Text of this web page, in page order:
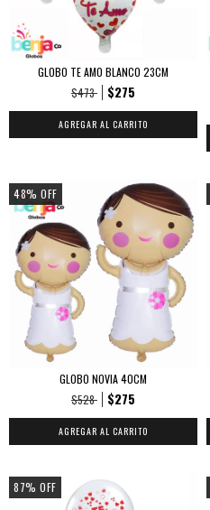
GLOBO TE AMO BLANCO 23CM
$473
$275
48% OFF
GLOBO NOVIA 40CM
$528
$275
87% OFF